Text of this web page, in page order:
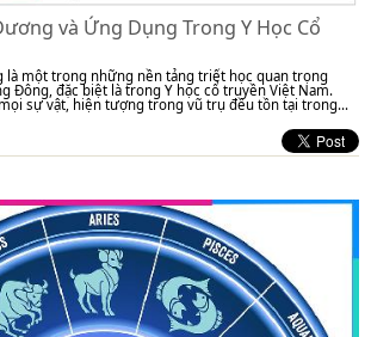
và Ứng Dụng Trong Y Học Cổ
là một trong những nền tảng triết học quan trọng
Đông, đặc biệt là trong Y học cổ truyền Việt Nam.
sự vật, hiện tượng trong vũ trụ đều tồn tại trong...